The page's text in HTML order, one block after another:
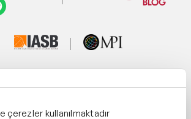
çerezler kullanılmaktadır